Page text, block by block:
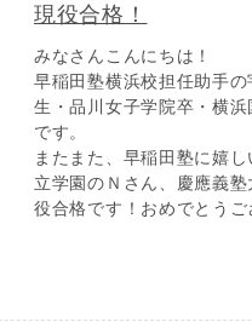
現役合格！
みなさんこんにちは！
早稲田塾横浜校担任助手
生・品川女子学院卒・横浜
です。
またまた、早稲田塾に嬉
立学園のＮさん、慶應義
役合格です！おめでとうご